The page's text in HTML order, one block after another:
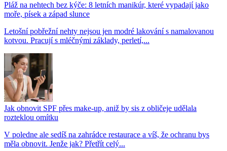
Pláž na nehtech bez kýče: 8 letních manikúr, které vypadají jako
moře, písek a západ slunce
Letošní pobřežní nehty nejsou jen modré lakování s namalovanou
kotvou. Pracují s mléčnými základy, perletí,...
Jak obnovit SPF přes make-up, aniž by sis z obličeje udělala
rozteklou omítku
V poledne ale sedíš na zahrádce restaurace a víš, že ochranu bys
měla obnovit. Jenže jak? Přetřít celý...